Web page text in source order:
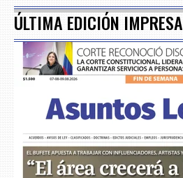
ÚLTIMA EDICIÓN IMPRESA